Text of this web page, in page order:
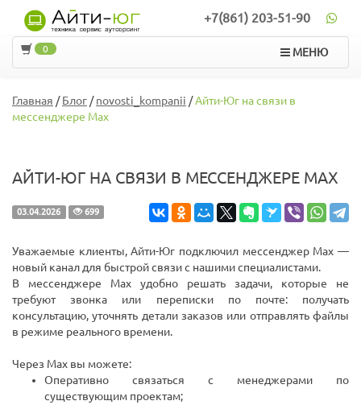
+7(861) 203-51-90
МЕНЮ
0
Главная /Блог/novosti_kompanii /Айти-Юг на связи в
мессенджере Max
АЙТИ-ЮГ НА СВЯЗИ В МЕССЕНДЖЕРЕ MAX
03.04.2026 699
Уважаемые клиенты, Айти-Юг подключил мессенджер Max —
новый канал для быстрой связи с нашими специалистами.
В мессенджере Max удобно решать задачи, которые не
требуют звонка или переписки по почте: получать
консультацию, уточнять детали заказов или отправлять файлы
в режиме реального времени.
Через Max вы можете:
Оперативно связаться с менеджерами по
существующим проектам;